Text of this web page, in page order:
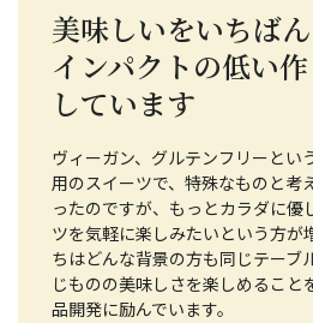
美味しいをいちば
インパクトの低い
しています
ヴィーガン、グルテンフリーとい
用のスイーツで、特殊なものと考
ったのですが、もっとカラダに優
ツを気軽に楽しみたいという方が
ちはどんな背景の方も同じテーブ
じものの美味しさを楽しめること
品開発に励んでいます。